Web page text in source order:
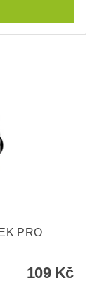
PRO
109 Kč